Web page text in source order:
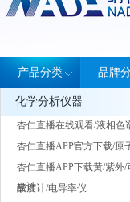
产品分类
化学分析仪器
杏仁直播在线观看/液相色
杏仁直播APP官方下载/原
杏仁直播APP下载黄/紫外/
度计
酸度计/电导率仪
品牌